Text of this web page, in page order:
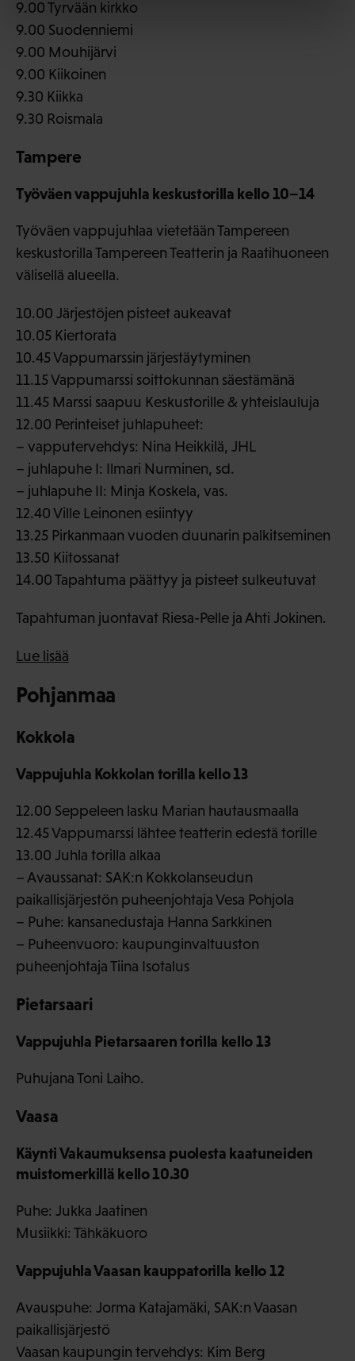
9.00 Tyrvään kirkko
9.00 Suodenniemi
9.00 Mouhijärvi
9.00 Kiikoinen
9.30 Kiikka
9.30 Roismala
Tampere
Työväen vappujuhla keskustorilla kello 10–14
Työväen vappujuhlaa vietetään Tampereen
keskustorilla Tampereen Teatterin ja Raatihuoneen
välisellä alueella.
10.00 Järjestöjen pisteet aukeavat
10.05 Kiertorata
10.45 Vappumarssin järjestäytyminen
11.15 Vappumarssi soittokunnan säestämänä
11.45 Marssi saapuu Keskustorille & yhteislauluja
12.00 Perinteiset juhlapuheet:
– vapputervehdys: Nina Heikkilä, JHL
– juhlapuhe I: Ilmari Nurminen, sd.
– juhlapuhe II: Minja Koskela, vas.
12.40 Ville Leinonen esiintyy
13.25 Pirkanmaan vuoden duunarin palkitseminen
13.50 Kiitossanat
14.00 Tapahtuma päättyy ja pisteet sulkeutuvat
Tapahtuman juontavat Riesa-Pelle ja Ahti Jokinen.
Lue lisää
Pohjanmaa
Kokkola
Vappujuhla Kokkolan torilla kello 13
12.00 Seppeleen lasku Marian hautausmaalla
12.45 Vappumarssi lähtee teatterin edestä torille
13.00 Juhla torilla alkaa
– Avaussanat: SAK:n Kokkolanseudun
paikallisjärjestön puheenjohtaja Vesa Pohjola
– Puhe: kansanedustaja Hanna Sarkkinen
– Puheenvuoro: kaupunginvaltuuston
puheenjohtaja Tiina Isotalus
Pietarsaari
Vappujuhla Pietarsaaren torilla kello 13
Puhujana Toni Laiho.
Vaasa
Käynti Vakaumuksensa puolesta kaatuneiden
muistomerkillä kello 10.30
Puhe: Jukka Jaatinen
Musiikki: Tähkäkuoro
Vappujuhla Vaasan kauppatorilla kello 12
Avauspuhe: Jorma Katajamäki, SAK:n Vaasan
paikallisjärjestö
Vaasan kaupungin tervehdys: Kim Berg